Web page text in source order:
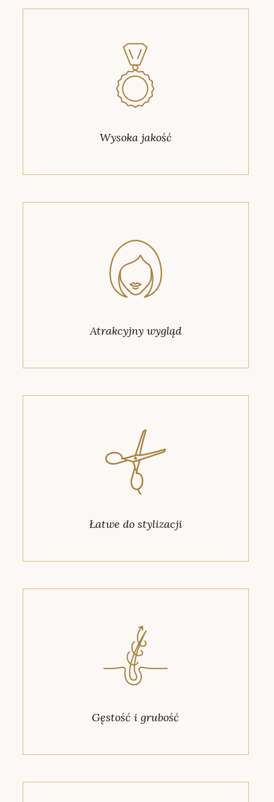
Wysoka jakość
Atrakcyjny wygląd
Łatwe do stylizacji
Gęstość i grubość